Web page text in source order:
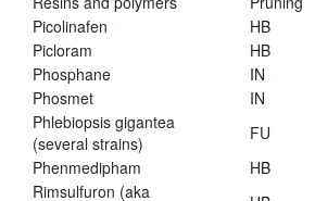
Picolinafen
HB
Picloram
HB
Phosphane
IN
Phosmet
IN
Phlebiopsis gigantea
(several strains)
FU
Phenmedipham
HB
Rimsulfuron (aka